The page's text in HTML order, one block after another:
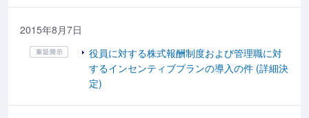
2015年8月7日
役員に対する株式報酬制度および管理職に対
するインセンティブプランの導入の件 (詳細決
定)